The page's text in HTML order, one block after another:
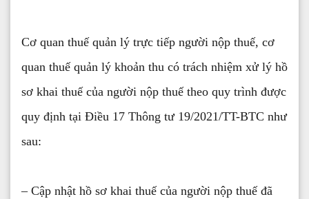
Cơ quan thuế quản lý trực tiếp người nộp thuế, cơ
quan thuế quản lý khoản thu có trách nhiệm xử lý hồ
sơ khai thuế của người nộp thuế theo quy trình được
quy định tại Điều 17 Thông tư 19/2021/TT-BTC như
sau:
– Cập nhật hồ sơ khai thuế của người nộp thuế đã